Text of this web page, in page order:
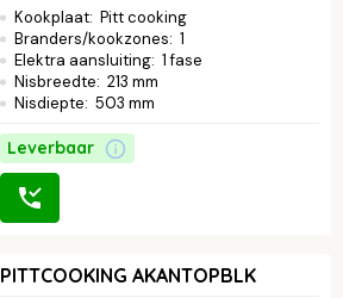
Kookplaat: Pitt cooking
Branders/kookzones: 1
Elektra aansluiting: 1 fase
Nisbreedte: 213 mm
Nisdiepte: 503 mm
Leverbaar
PITTCOOKING AKANTOPBLK